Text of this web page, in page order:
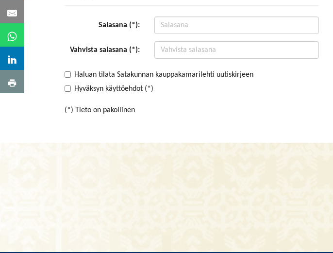
Salasana (*):
Vahvista salasana (*):
Haluan tilata Satakunnan kauppakamarilehti uutiskirjeen
Hyväksyn käyttöehdot (*)
(*) Tieto on pakollinen